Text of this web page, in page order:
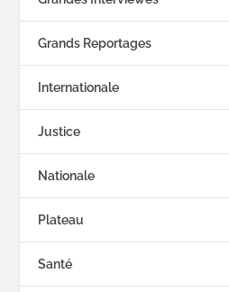
Grands Reportages
Internationale
Justice
Nationale
Plateau
Santé